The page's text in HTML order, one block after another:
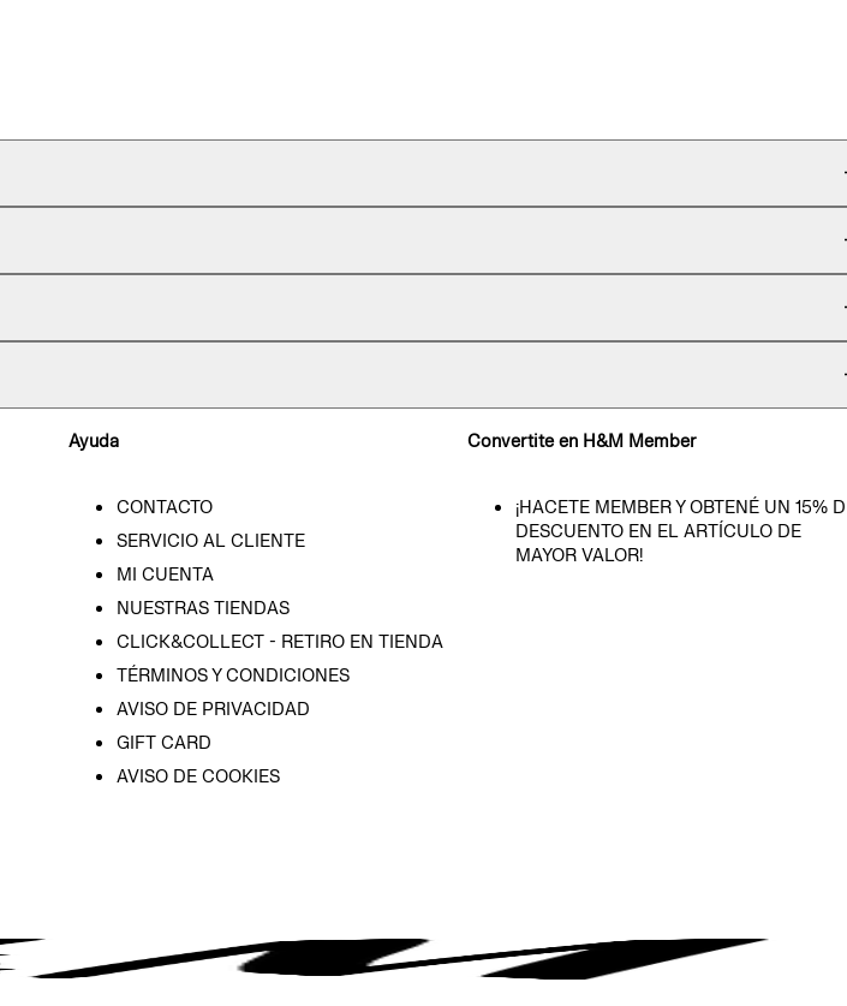
Ayuda
CONTACTO
SERVICIO AL CLIENTE
MI CUENTA
NUESTRAS TIENDAS
CLICK&COLLECT - RETIRO EN TIENDA
TÉRMINOS Y CONDICIONES
AVISO DE PRIVACIDAD
GIFT CARD
AVISO DE COOKIES
Convertite en H&M Member
¡HACETE MEMBER Y OBTENÉ UN 15%
DESCUENTO EN EL ARTÍCULO DE
MAYOR VALOR!